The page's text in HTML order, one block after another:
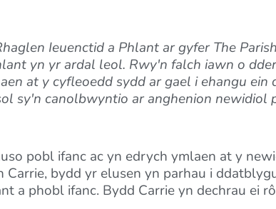
Ieuenctid a Phlant ar gyfer The
yn yr ardal leol. Rwy'n falch iawn o
at y cyfleoedd sydd ar gael i ehangu
sy'n canolbwyntio ar anghenion newidiol
pobl ifanc ac yn edrych ymlaen at y
bydd yr elusen yn parhau i
a phobl ifanc. Bydd Carrie yn dechrau ei